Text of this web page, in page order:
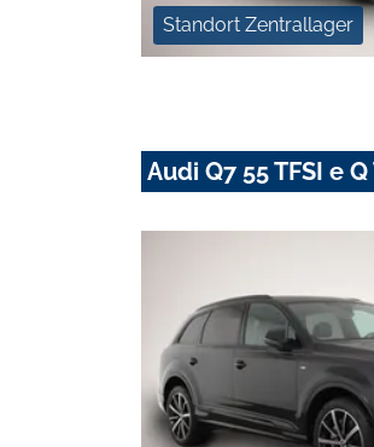
Standort Zentrallager
Audi Q7 55 TFSI e